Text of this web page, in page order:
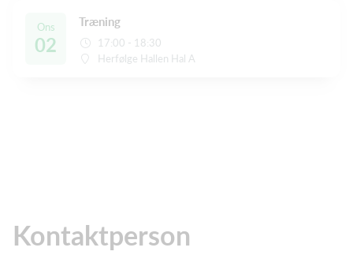
Ons
02
Træning
17:00 - 18:30
Herfølge Hallen Hal A
Kontaktperson